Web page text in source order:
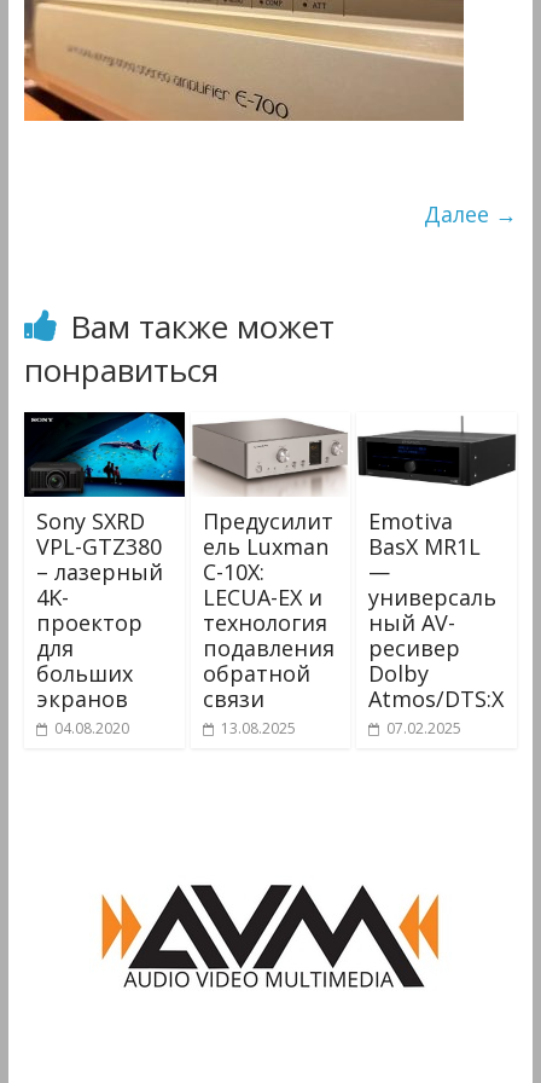
&
Мультимедиа
Далее →
Вам также может
понравиться
Sony SXRD
VPL-GTZ380
– лазерный
4K-
проектор
для
больших
экранов
04.08.2020
Предусилит
ель Luxman
C-10X:
LECUA-EX и
технология
подавления
обратной
связи
13.08.2025
Emotiva
BasX MR1L
—
универсаль
ный AV-
ресивер
Dolby
Atmos/DTS:X
07.02.2025